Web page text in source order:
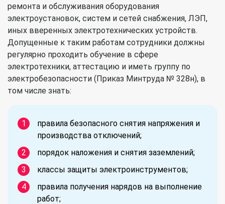
ремонта и обслуживания оборудования
электроустановок, систем и сетей снабжения, ЛЭП,
иных вверенных электротехнических устройств.
Допущенные к таким работам сотрудники должны
регулярно проходить обучение в сфере
электротехники, аттестацию и иметь группу по
электробезопасности (Приказ Минтруда № 328н), в
том числе знать:
правила безопасного снятия напряжения и
производства отключений;
порядок наложения и снятия заземлений;
классы защиты электроинструментов;
правила получения нарядов на выполнение
работ;